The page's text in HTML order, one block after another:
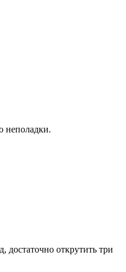
неполадки.
достаточно открутить три